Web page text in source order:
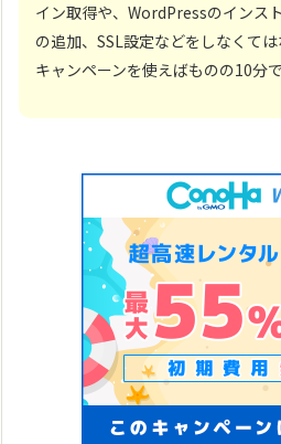
イン取得や、WordPressのインス
の追加、SSL設定などをしなくて
キャンペーンを使えばものの10分